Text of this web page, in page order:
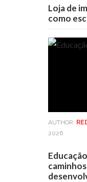
Loja de
como
AUTHOR:
2026